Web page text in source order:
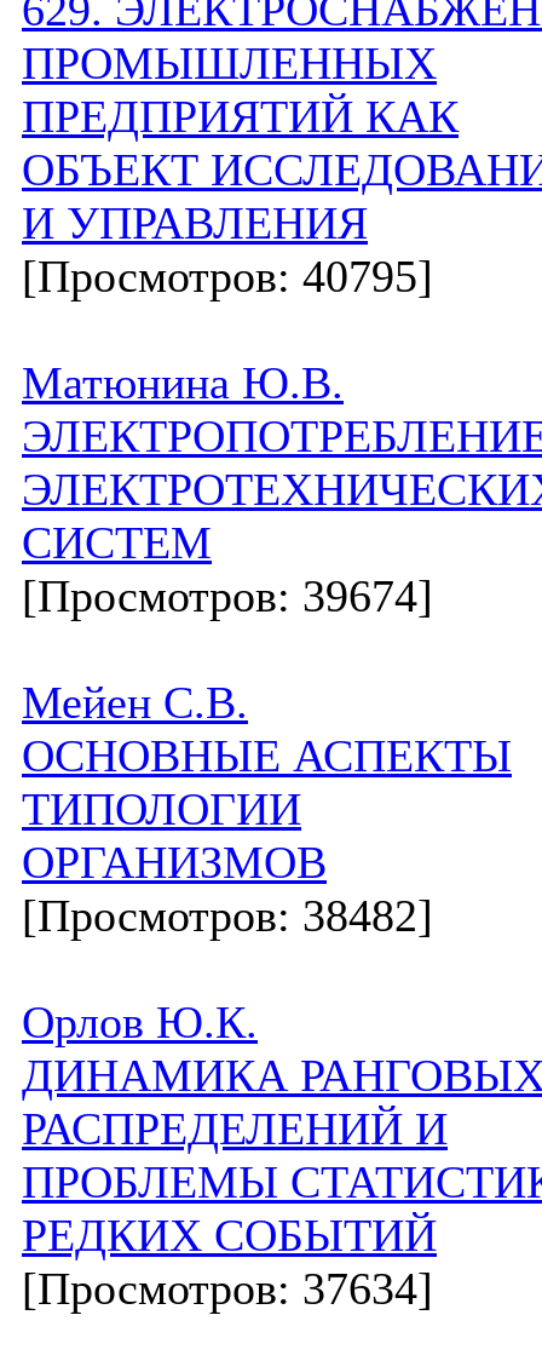
ПРОМЫШЛЕННЫХ
ПРЕДПРИЯТИЙ КАК
ОБЪЕКТ
И УПРАВЛЕНИЯ
[Просмотров: 40795]
Матюнина Ю.В.
СИСТЕМ
[Просмотров: 39674]
Мейен С.В.
ОСНОВНЫЕ АСПЕКТЫ
ТИПОЛОГИИ
ОРГАНИЗМОВ
[Просмотров: 38482]
Орлов Ю.К.
ДИНАМИКА
РАСПРЕДЕЛЕНИЙ И
ПРОБЛЕМЫ
РЕДКИХ СОБЫТИЙ
[Просмотров: 37634]